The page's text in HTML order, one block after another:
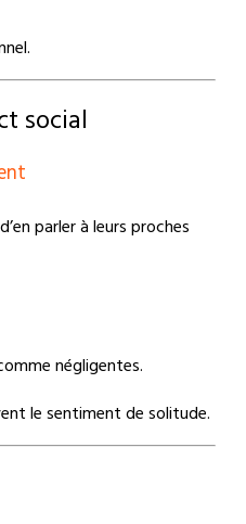
social
parler à leurs proches
négligentes.
le sentiment de solitude.